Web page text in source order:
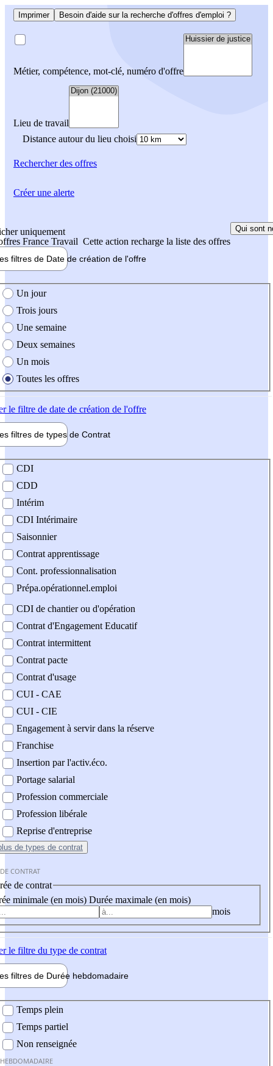
Imprimer Besoin d'aide sur la recherche d'offres d'emploi ?
Métier, compétence, mot-clé, numéro d'offre
Lieu de travail
Distance autour du lieu choisi
Rechercherdes offres
uniquement
France Travail Cette action recharge la liste des offres
Qui sont
filtres de Date de création de l'offre
création de l'offre
Un jour
Trois jours
Une semaine
Deux semaines
Un mois
Toutes les offres
le filtre de date de création de l'offre
filtres de types de Contrat
contrat
CDI
CDD
Intérim
CDI Intérimaire
Saisonnier
Contrat apprentissage
Cont. professionnalisation
Prépa.opérationnel.emploi
CDI de chantier ou d'opération
Contrat d'Engagement Educatif
Contrat intermittent
Contrat pacte
Contrat d'usage
CUI - CAE
CUI - CIE
Engagement à servir dans la réserve
Franchise
Insertion par l'activ.éco.
Portage salarial
Profession commerciale
Profession libérale
Reprise d'entreprise
de types de contrat
CONTRAT
de contrat
minimale (en mois) Durée maximale (en mois)
mois
le filtre du type de contrat
filtres de Durée hebdomadaire
Temps plein
Temps partiel
Non renseignée
Créer une alerte